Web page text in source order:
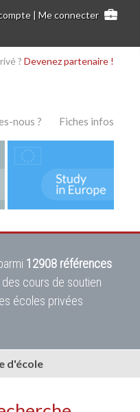
|Me connecter
? Devenez partenaire !
nous ? Fiches infos
12908 références
cours de soutien
écoles privées
d'école